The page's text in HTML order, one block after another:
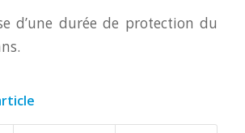
d’une durée de protection du